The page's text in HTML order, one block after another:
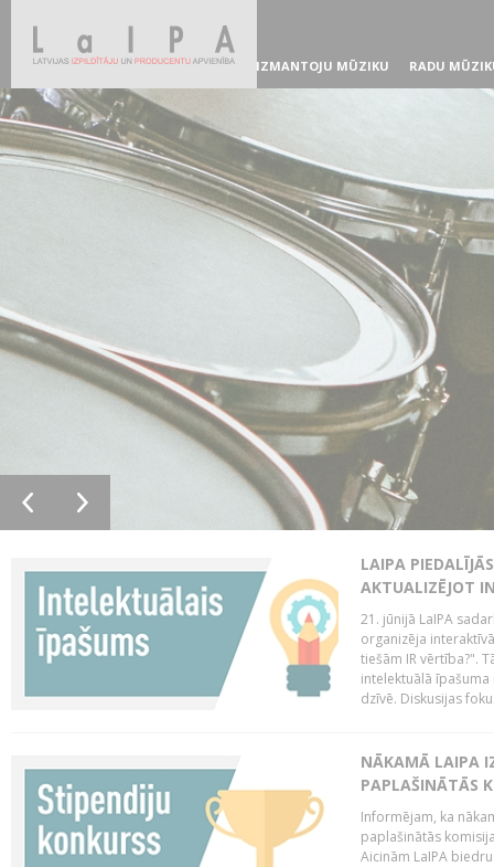
IZMANTOJU MŪZIKU RADU
LAIPA
AKTUALIZĒJOT
21. jūnijā LaIPA
organizēja
tiešām IR vērtība?".
intelektuālā
dzīvē. Diskusijas
NĀKAMĀ LAIPA
PAPLAŠINĀTĀS
Informējam, ka
paplašinātās
Aicinām LaIPA